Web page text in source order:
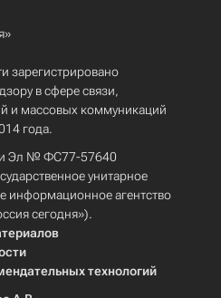
зарегистрировано
в сфере связи,
и массовых коммуникаций
года.
Эл № ФС77-57640
унитарное
информационное агентство
сегодня»).
технологий